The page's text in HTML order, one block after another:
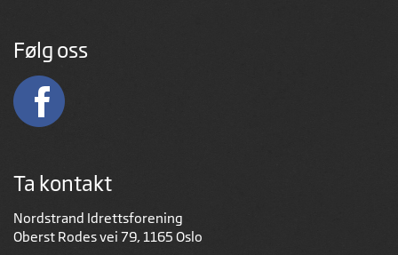
Følg oss
Ta kontakt
Nordstrand Idrettsforening
Oberst Rodes vei 79, 1165 Oslo